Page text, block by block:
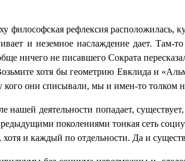
философская рефлексия расположилась,
и неземное наслаждение дает.
ничего не писавшего Сократа
хотя бы геометрию Евклида и
кого они списывали, мы и имен-то толком
нашей деятельности попадает,
поколениями тонкая сеть
хотя и каждый по отдельности. Да и